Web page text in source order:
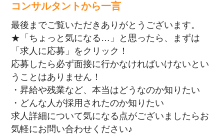
コンサルタントから一言
最後までご覧いただきありがとうございます。
★「ちょっと気になる…」と思ったら、まずは
「求人に応募」をクリック！
応募したら必ず面接に行かなければいけないとい
うことはありません！
・昇給や残業など、本当はどうなのか知りたい
・どんな人が採用されたのか知りたい
求人詳細について気になる点がございましたらお
気軽にお問い合わせください♪